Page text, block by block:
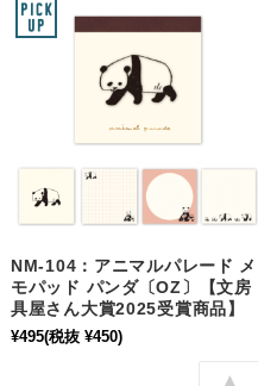
NM-104：アニマルパレード メ
モパッド パンダ〔OZ〕【文房
具屋さん大賞2025受賞商品】
¥495(税抜 ¥450)